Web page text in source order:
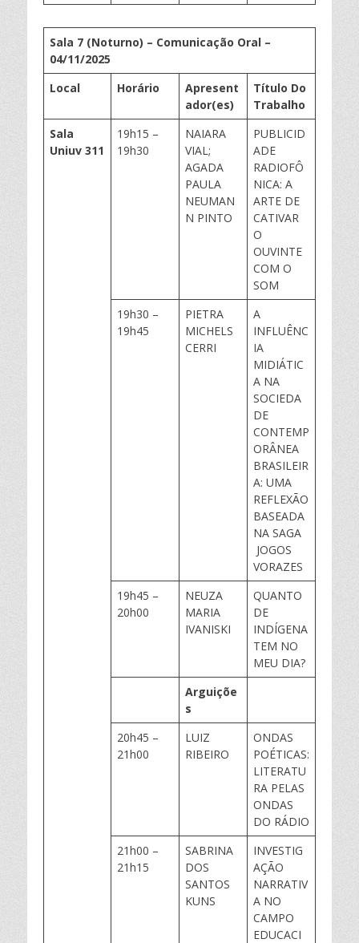
Sala 7 (Noturno) – Comunicação Oral –
04/11/2025
Local
Horário
Apresent
ador(es)
Título Do
Trabalho
Sala
Uniuv 311
19h15 –
19h30
NAIARA
VIAL;
AGADA
PAULA
NEUMAN
N PINTO
PUBLICID
ADE
RADIOFÔ
NICA: A
ARTE DE
CATIVAR
O
OUVINTE
COM O
SOM
19h30 –
19h45
PIETRA
MICHELS
CERRI
A
INFLUÊNC
IA
MIDIÁTIC
A NA
SOCIEDA
DE
CONTEMP
ORÂNEA
BRASILEIR
A: UMA
REFLEXÃO
BASEADA
NA SAGA
JOGOS
VORAZES
19h45 –
20h00
NEUZA
MARIA
IVANISKI
QUANTO
DE
INDÍGENA
TEM NO
MEU DIA?
Arguiçõe
s
20h45 –
21h00
LUIZ
RIBEIRO
ONDAS
POÉTICAS:
LITERATU
RA PELAS
ONDAS
DO RÁDIO
21h00 –
21h15
SABRINA
DOS
SANTOS
KUNS
INVESTIG
AÇÃO
NARRATIV
A NO
CAMPO
EDUCACI